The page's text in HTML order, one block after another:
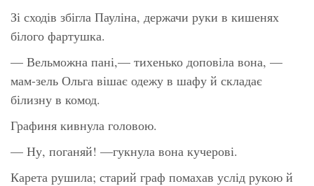
Зі сходів збігла Пауліна, держачи руки в кишенях
білого фартушка.
— Вельможна пані,— тихенько доповіла вона, —
мам-зель Ольга вішає одежу в шафу й складає
білизну в комод.
Графиня кивнула головою.
— Ну, поганяй! —гукнула вона кучерові.
Карета рушила; старий граф помахав услід рукою й